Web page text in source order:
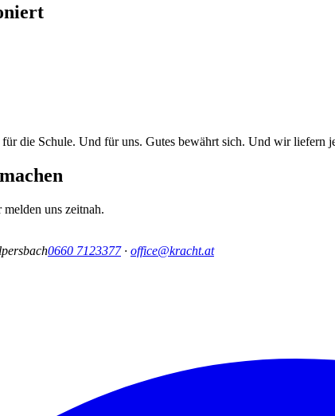
die Schule. Und für uns. Gutes bewährt sich. Und wir liefern
uns zeitnah.
0660 7123377· office@kracht.at